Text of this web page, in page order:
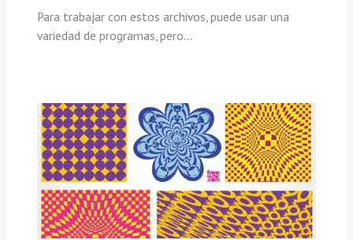
Para trabajar con estos archivos, puede usar una
variedad de programas, pero…